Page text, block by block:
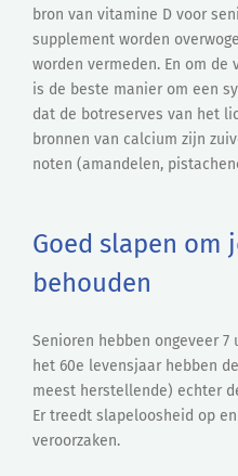
bron van vitamine D voor
supplement worden
worden vermeden. En om
is de beste manier om een
dat de botreserves van het
bronnen van calcium zijn
noten (amandelen,
Goed slapen
behouden
Senioren hebben ongeveer
het 60e levensjaar hebben
meest herstellende) echter
Er treedt slapeloosheid op
veroorzaken.